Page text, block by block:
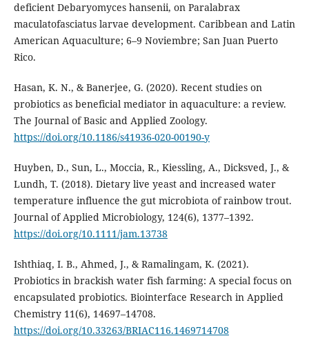
deficient Debaryomyces hansenii, on Paralabrax
maculatofasciatus larvae development. Caribbean and Latin
American Aquaculture; 6–9 Noviembre; San Juan Puerto
Rico.
Hasan, K. N., & Banerjee, G. (2020). Recent studies on
probiotics as beneficial mediator in aquaculture: a review.
The Journal of Basic and Applied Zoology.
https://doi.org/10.1186/s41936-020-00190-y
Huyben, D., Sun, L., Moccia, R., Kiessling, A., Dicksved, J., &
Lundh, T. (2018). Dietary live yeast and increased water
temperature influence the gut microbiota of rainbow trout.
Journal of Applied Microbiology, 124(6), 1377–1392.
https://doi.org/10.1111/jam.13738
Ishthiaq, I. B., Ahmed, J., & Ramalingam, K. (2021).
Probiotics in brackish water fish farming: A special focus on
encapsulated probiotics. Biointerface Research in Applied
Chemistry 11(6), 14697–14708.
https://doi.org/10.33263/BRIAC116.1469714708